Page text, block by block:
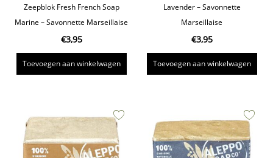
Zeepblok Fresh French Soap
Marine – Savonnette Marseillaise
€3,95
Toevoegen aan winkelwagen
Lavender – Savonnette
Marseillaise
€3,95
Toevoegen aan winkelwagen